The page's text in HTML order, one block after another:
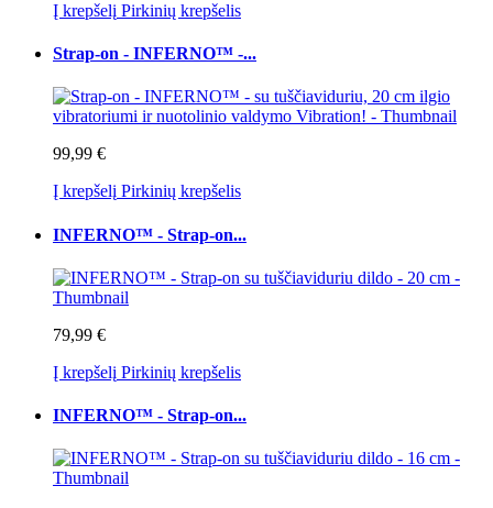
Į krepšelį Pirkinių krepšelis
Strap-on - INFERNO™ -...
99,99 €
Į krepšelį Pirkinių krepšelis
INFERNO™ - Strap-on...
79,99 €
Į krepšelį Pirkinių krepšelis
INFERNO™ - Strap-on...